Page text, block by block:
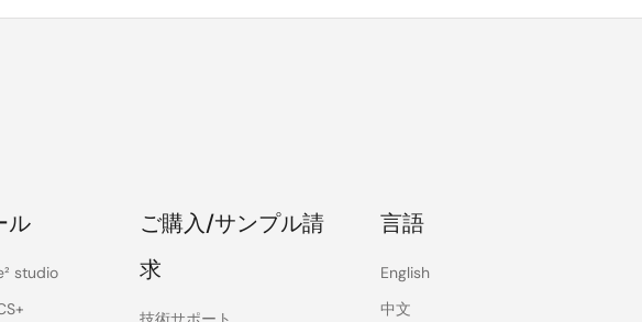
ル
studio
ご購入/サンプル請
求
言語
English
中文